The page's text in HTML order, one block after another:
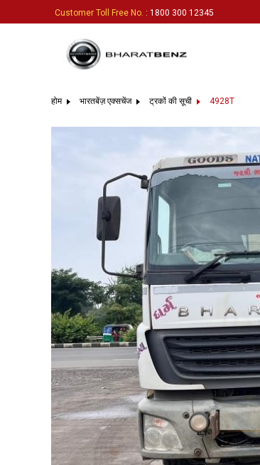
Customer Toll Free No. : 1800 300 12345
होम भारतबेंज़ एक्सचेंज ट्रकों की सूची 4928T